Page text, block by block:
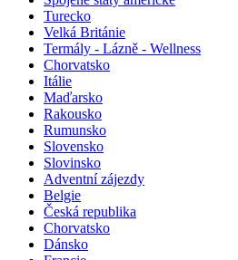
Turecko
Velká Británie
Termály - Lázně - Wellness
Chorvatsko
Itálie
Maďarsko
Rakousko
Rumunsko
Slovensko
Slovinsko
Adventní zájezdy
Belgie
Česká republika
Chorvatsko
Dánsko